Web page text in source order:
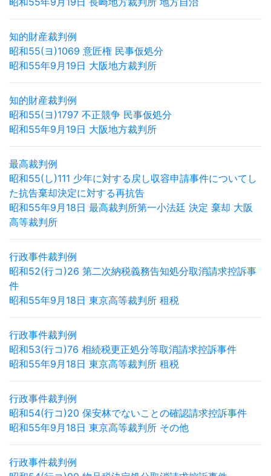
知的財産裁判例
昭和55(ヨ)1069 意匠権 民事仮処分
昭和55年9月19日 大阪地方裁判所
知的財産裁判例
昭和55(ヨ)1797 不正競争 民事仮処分
昭和55年9月19日 大阪地方裁判所
最高裁判例
昭和55(し)111 少年に対する戻し収容申請事件についてし
た抗告棄却決定に対する再抗告
昭和55年9月18日 最高裁判所第一小法廷 決定 棄却 大阪
高等裁判所
行政事件裁判例
昭和52(行コ)26 第二次納税義務告知処分取消請求控訴事
件
昭和55年9月18日 東京高等裁判所 租税
行政事件裁判例
昭和53(行コ)76 相続税更正処分等取消請求控訴事件
昭和55年9月18日 東京高等裁判所 租税
行政事件裁判例
昭和54(行コ)20 保安林でないことの確認請求控訴事件
昭和55年9月18日 東京高等裁判所 その他
行政事件裁判例